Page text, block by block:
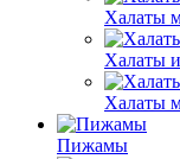
Халаты
Халаты
Халаты
Пижамы